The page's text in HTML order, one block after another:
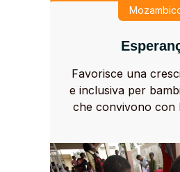
Favorisce una
e inclusiva per
che convivono con